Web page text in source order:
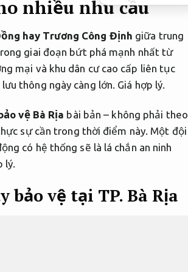
nhiều nhu cầu
hay Trương Công Định giữa trung
giai đoạn bứt phá mạnh nhất từ
mại và khu dân cư cao cấp liên tục
thông ngày càng lớn. Giá hợp lý.
vệ Bà Rịa bài bản – không phải theo
sự cần trong thời điểm này. Một đội
có hệ thống sẽ là lá chắn an ninh
lý.
vệ tại TP. Bà Rịa